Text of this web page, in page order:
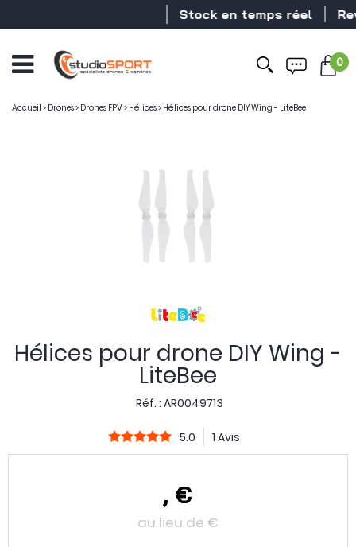
Stock en temps réel
0
Accueil > Drones> Drones FPV> Hélices> Hélices pour drone DIY Wing - LiteBee
Hélices pour drone DIY Wing -
LiteBee
Réf. : AR0049713
5.0 1 Avis
, €
au lieu de €